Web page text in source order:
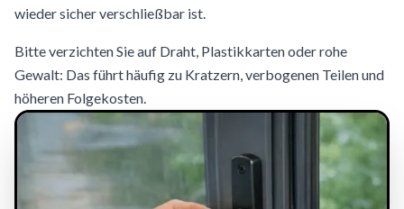
wieder sicher verschließbar ist.
Bitte verzichten Sie auf Draht, Plastikkarten oder rohe
Gewalt: Das führt häufig zu Kratzern, verbogenen Teilen und
höheren Folgekosten.